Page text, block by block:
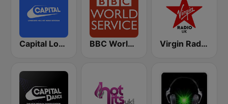
Capital London BBC World Service Virgin Radio UK